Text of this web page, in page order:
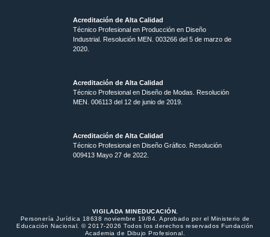
Acreditación de Alta Calidad
Técnico Profesional en Producción en Diseño
Industrial. Resolución MEN. 003266 del 5 de marzo de
2020.
Acreditación de Alta Calidad
Técnico Profesional en Diseño de Modas. Resolución
MEN. 006113 del 12 de junio de 2019.
Acreditación de Alta Calidad
Técnico Profesional en Diseño Gráfico. Resolución
009413 Mayo 27 de 2022.
VIGILADA MINEDUCACIÓN.
Personería Jurídica 18638 noviembre 19/84. Aprobado por el Ministerio de
Educación Nacional. © 2017-2026 Todos los derechos reservados Fundación
Academia de Dibujo Profesional.